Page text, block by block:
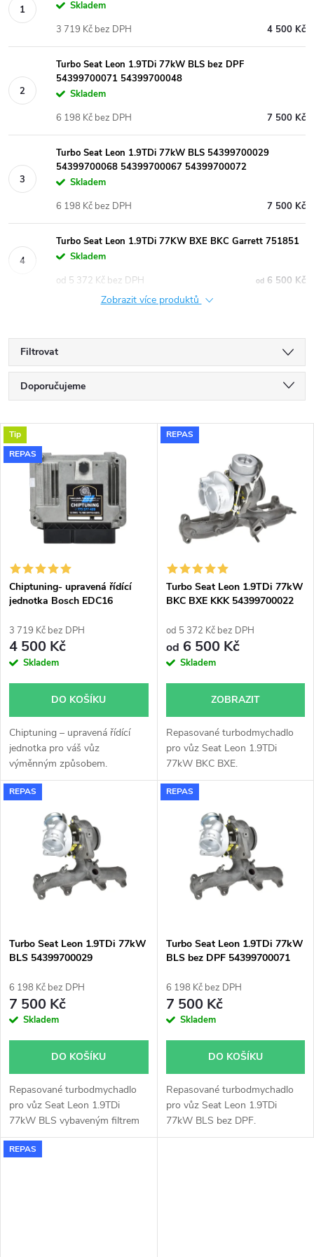
Skladem
4 500 Kč
3 719 Kč bez DPH
Turbo Seat Leon 1.9TDi 77kW BLS bez DPF
54399700071 54399700048
Skladem
7 500 Kč
6 198 Kč bez DPH
Turbo Seat Leon 1.9TDi 77kW BLS 54399700029
54399700068 54399700067 54399700072
Skladem
7 500 Kč
6 198 Kč bez DPH
Turbo Seat Leon 1.9TDi 77KW BXE BKC Garrett 751851
Skladem
od6 500 Kč
od 5 372 Kč bez DPH
Zobrazit více produktů
Filtrovat
Ř
a
z
í
p
r
o
u
k
t
Doporučujeme
Nejdražší
Nejprodávanější
Abecedně
V
ý
s
p
r
o
d
u
k
Tip
REPAS
Chiptuning- upravená řídící
jednotka Bosch EDC16
3 719 Kč bez DPH
4 500 Kč
Skladem
DO KOŠÍKU
Chiptuning – upravená řídící
jednotka pro váš vůz
výměnným způsobem.
REPAS
Turbo Seat Leon 1.9TDi 77kW
BKC BXE KKK 54399700022
od 5 372 Kč bez DPH
od 6 500 Kč
Skladem
ZOBRAZIT
Repasované turbodmychadlo
pro vůz Seat Leon 1.9TDi
77kW BKC BXE.
REPAS
Turbo Seat Leon 1.9TDi 77kW
BLS 54399700029
54399700072
6 198 Kč bez DPH
7 500 Kč
Skladem
DO KOŠÍKU
Repasované turbodmychadlo
pro vůz Seat Leon 1.9TDi
77kW BLS vybaveným filtrem
pevných částic(DPF).
REPAS
Turbo Seat Leon 1.9TDi 77kW
BLS bez DPF 54399700071
6 198 Kč bez DPH
7 500 Kč
Skladem
DO KOŠÍKU
Repasované turbodmychadlo
pro vůz Seat Leon 1.9TDi
77kW BLS bez DPF.
REPAS